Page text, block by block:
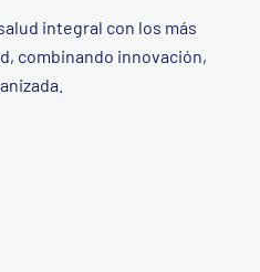
integral con los más
combinando innovación,